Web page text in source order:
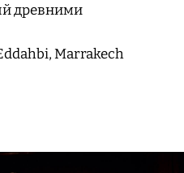
древними
Marrakech